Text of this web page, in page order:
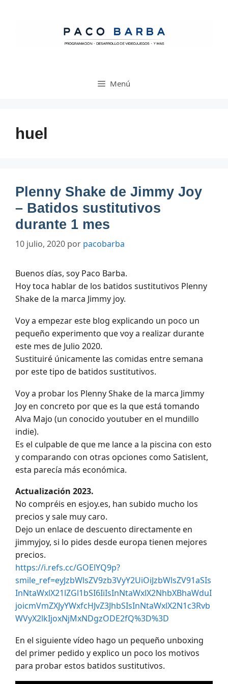
Menú
huel
Plenny Shake de Jimmy Joy
– Batidos sustitutivos
durante 1 mes
10 julio, 2020 por pacobarba
Buenos días, soy Paco Barba.
Hoy toca hablar de los batidos sustitutivos Plenny
Shake de la marca Jimmy joy.
Voy a empezar este blog explicando un poco un
pequeño experimento que voy a realizar durante
este mes de Julio 2020.
Sustituiré únicamente las comidas entre semana
por este tipo de batidos sustitutivos.
Voy a probar los Plenny Shake de la marca Jimmy
Joy en concreto por que es la que está tomando
Alva Majo (un conocido youtuber en el mundillo
indie).
Es el culpable de que me lance a la piscina con esto
y comparando con otras opciones como Satislent,
esta parecía más económica.
Actualización 2023.
No compréis en esjoy.es, han subido mucho los
precios y sale muy caro.
Dejo un enlace de descuento directamente en
jimmyjoy, si lo pides desde europa tienen mejores
precios.
https://i.refs.cc/GOElYQ9p?
smile_ref=eyJzbWlsZV9zb3VyY2UiOiJzbWlsZV91aSIs
InNtaWxlX21lZGl1bSI6IiIsInNtaWxlX2NhbXBhaWduI
joicmVmZXJyYWxfcHJvZ3JhbSIsInNtaWxlX2N1c3Rvb
WVyX2lkIjoxNjMxNDgzODE2fQ%3D%3D
En el siguiente vídeo hago un pequeño unboxing
del primer pedido y explico un poco los motivos
para probar estos batidos sustitutivos.